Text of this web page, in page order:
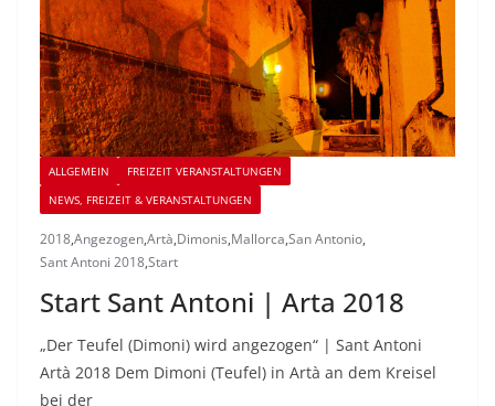
ALLGEMEIN
FREIZEIT VERANSTALTUNGEN
NEWS, FREIZEIT & VERANSTALTUNGEN
2018,Angezogen,Artà,Dimonis,Mallorca,San Antonio,
Sant Antoni 2018,Start
Start Sant Antoni | Arta 2018
„Der Teufel (Dimoni) wird angezogen“ | Sant Antoni
Artà 2018 Dem Dimoni (Teufel) in Artà an dem Kreisel
bei der